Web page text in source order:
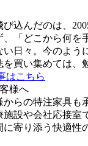
込んだのは、
、「どこから何を
日々。今のよう
を買い集めては
はこちら
様へ
らの特注家具も
設や会社応接室
寄り添う快適性